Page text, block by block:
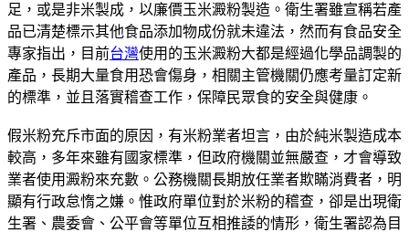
足，或是非米製成，以廉價玉米澱粉製造。衛生署雖宣稱若產
品已清楚標示其他食品添加物成份就未違法，然而有食品安全
專家指出，目前台灣使用的玉米澱粉大都是經過化學品調製的
產品，長期大量食用恐會傷身，相關主管機關仍應考量訂定新
的標準，並且落實稽查工作，保障民眾食的安全與健康。
假米粉充斥市面的原因，有米粉業者坦言，由於純米製造成本
較高，多年來雖有國家標準，但政府機關並無嚴查，才會導致
業者使用澱粉來充數。公務機關長期放任業者欺瞞消費者，明
顯有行政怠惰之嫌。惟政府單位對於米粉的稽查，卻是出現衛
生署、農委會、公平會等單位互相推諉的情形，衛生署認為目